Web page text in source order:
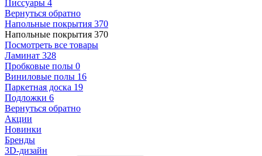
Писсуары 4
Вернуться обратно
Напольные покрытия 370
Напольные покрытия 370
Посмотреть все товары
Ламинат 328
Пробковые полы 0
Виниловые полы 16
Паркетная доска 19
Подложки 6
Вернуться обратно
Акции
Новинки
Бренды
3D-дизайн